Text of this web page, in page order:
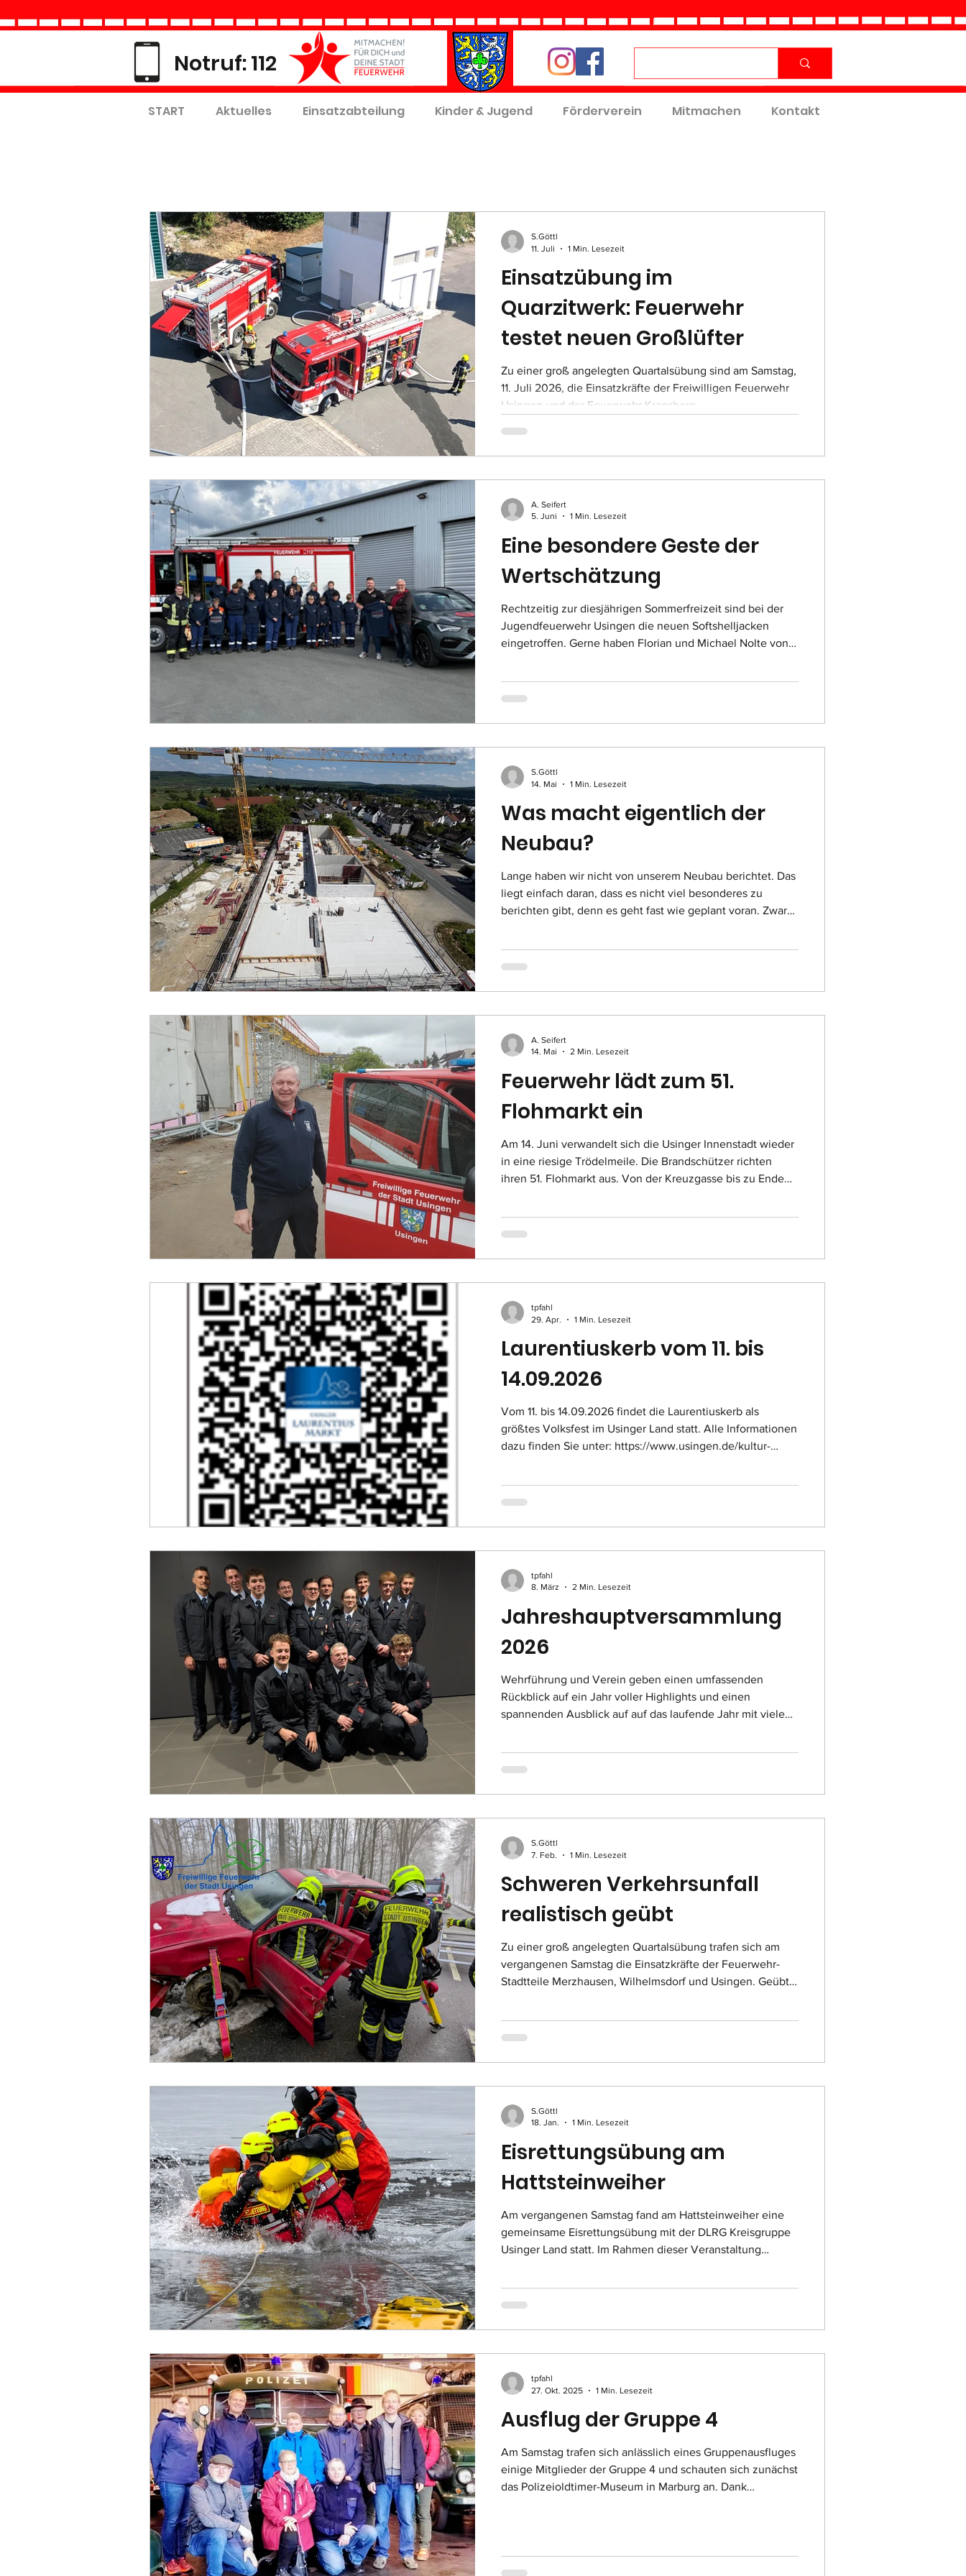
Notruf: 112
START Aktuelles Einsatzabteilung Kinder & Jugend Förderverein Mitmachen Kontakt
Einsatzübung im
Quarzitwerk: Feuerwehr
testet neuen Großlüfter
Zu einer groß angelegten Quartalsübung sind am Samstag,
11. Juli 2026, die Einsatzkräfte der Freiwilligen Feuerwehr
Usingen und der Feuerwehr Kransberg
Feuerwehrleute den Ernstfall: einen Brand in einer
Maschinenmotor in Brand geraten. Mehrere Mitarbeitende
S.Göttl
11. Juli
1 Min. Lesezeit
Eine besondere Geste der
Wertschätzung
Rechtzeitig zur diesjährigen Sommerfreizeit sind bei der
Jugendfeuerwehr Usingen die neuen Softshelljacken
eingetroffen. Gerne haben Florian und Michael Nolte von
übernommen. Damit auch beim gemütlichen Grillabend
können, war in den Reihen der Jugendwehr der Gedanke
gereift,
A. Seifert
5. Juni
1 Min. Lesezeit
Was macht eigentlich der
Neubau?
Lange haben wir nicht von unserem Neubau berichtet. Das
liegt einfach daran, dass es nicht viel besonderes zu
berichten gibt, denn es geht fast wie geplant voran. Zwar
am 15. August ist gesichert. Außer dem sichtbaren
geplant und ausgeschrieben. So befassten
S.Göttl
14. Mai
1 Min. Lesezeit
Feuerwehr lädt zum 51.
Flohmarkt ein
Am 14. Juni verwandelt sich die Usinger Innenstadt wieder
in eine riesige Trödelmeile. Die Brandschützer richten
ihren 51. Flohmarkt aus. Von der Kreuzgasse bis zu Ende
der Hugenottenkirche und die kleinen Nebenstraßen
Allerdings müssen am Marktende die Händler aus Sicherhe
A. Seifert
14. Mai
2 Min. Lesezeit
Laurentiuskerb vom 11. bis
14.09.2026
Vom 11. bis 14.09.2026 findet die Laurentiuskerb als
größtes Volksfest im Usinger Land statt. Alle Informationen
dazu finden Sie unter: https://www.usingen.de/kultur-
tpfahl
29. Apr.
1 Min. Lesezeit
Jahreshauptversammlung
2026
Wehrführung und Verein geben einen umfassenden
Rückblick auf ein Jahr voller Highlights und einen
spannenden Ausblick auf auf das laufende Jahr mit vielen
geprägte Weltlage ein, die die Wichtigkeit des
Brandschutz entscheidend . Er lobte das Engagement der
Einsatzabteilung, a
tpfahl
8. März
2 Min. Lesezeit
Schweren Verkehrsunfall
realistisch geübt
Zu einer groß angelegten Quartalsübung trafen sich am
vergangenen Samstag die Einsatzkräfte der Feuerwehr-
Stadtteile Merzhausen, Wilhelmsdorf und Usingen. Geübt
Taunusbahn hindurchführt. Für die Übung war eigens eine
der 2000er Jahre. Angenommen wurde ein
S.Göttl
7. Feb.
1 Min. Lesezeit
Eisrettungsübung am
Hattsteinweiher
Am vergangenen Samstag fand am Hattsteinweiher eine
gemeinsame Eisrettungsübung mit der DLRG Kreisgruppe
Usinger Land statt. Im Rahmen dieser Veranstaltung
getestet werden. Die wasserdichten und gefütterten
aufzuhalten. Während der Übung wurden verschiedene
Rettungstechnike
S.Göttl
18. Jan.
1 Min. Lesezeit
Ausflug der Gruppe 4
Am Samstag trafen sich anlässlich eines Gruppenausfluges
einige Mitglieder der Gruppe 4 und schauten sich zunächst
das Polizeioldtimer-Museum in Marburg an. Dank
sich auch einige Raritäten fanden. Die Teilnehmer freuten
sich, auch in den ganz kleinen – BMW Isetta – und ganz
tpfahl
27. Okt. 2025
1 Min. Lesezeit